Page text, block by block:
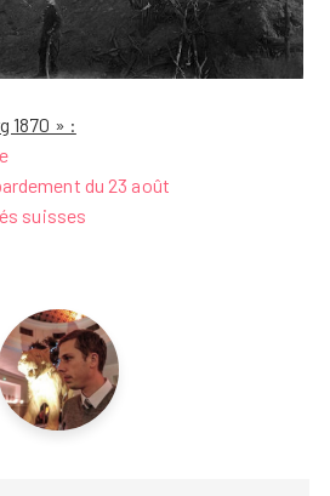
1870 » :
du 23 août
suisses